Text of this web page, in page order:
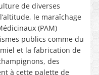
de diverses
le maraîchage
(PAM)
publics comme du
et la fabrication de
des
à cette palette de